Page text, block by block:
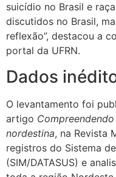
suicídio no Brasil e
discutidos no Brasil,
reflexão”, destacou a
portal da UFRN.
Dados
O levantamento foi
artigo
nordestina, na Revista
registros do Sistema
(SIM/DATASUS) e